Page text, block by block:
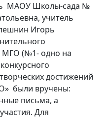
МАОУ Школы-сада №
учитель
Игорь
(№1- одно на
достижений
были вручены:
письма, а
Для